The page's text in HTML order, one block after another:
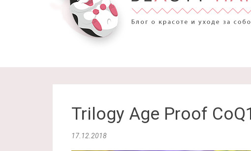
Trilogy Age Proof
17.12.2018